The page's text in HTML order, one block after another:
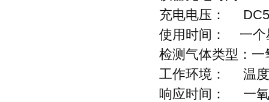
充电电压：
使用时间： 一个
检测气体类型
工作环境： 温度
响应时间： 一氧